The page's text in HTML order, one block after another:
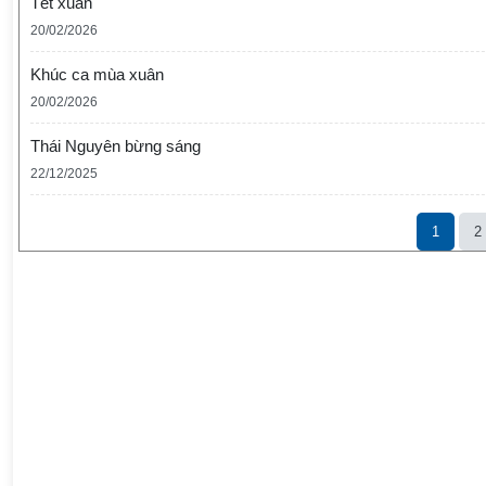
20/02/2026
Khúc ca mùa xuân
20/02/2026
Thái Nguyên bừng sáng
22/12/2025
1 2